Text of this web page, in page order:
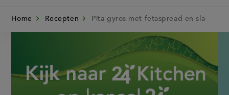
Home Recepten Pita gyros met fetaspread en sla